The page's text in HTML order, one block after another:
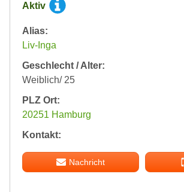
Aktiv
Alias:
Liv-Inga
Geschlecht / Alter:
Weiblich/ 25
PLZ Ort:
20251 Hamburg
Kontakt:
Nachricht